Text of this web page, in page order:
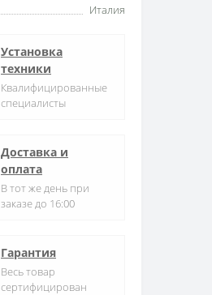
Италия
Установка
техники
Квалифицированные
специалисты
Доставка и
оплата
В тот же день при
заказе до 16:00
Гарантия
Весь товар
сертифицирован